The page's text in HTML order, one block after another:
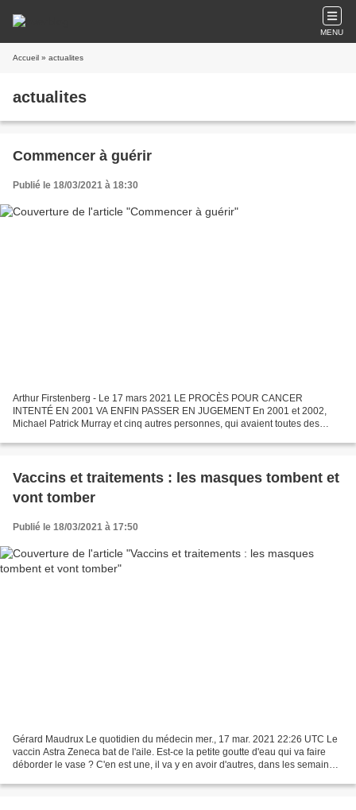
MENU
Accueil » actualites
actualites
Commencer à guérir
Publié le 18/03/2021 à 18:30
Arthur Firstenberg - Le 17 mars 2021 LE PROCÈS POUR CANCER
INTENTÉ EN 2001 VA ENFIN PASSER EN JUGEMENT En 2001 et 2002,
Michael Patrick Murray et cinq autres personnes, qui avaient toutes des
Vaccins et traitements : les masques tombent et
vont tomber
Publié le 18/03/2021 à 17:50
Gérard Maudrux Le quotidien du médecin mer., 17 mar. 2021 22:26 UTC Le
vaccin Astra Zeneca bat de l'aile. Est-ce la petite goutte d'eau qui va faire
déborder le vase ? C'en est une, il va y en avoir d'autres, dans les semaines